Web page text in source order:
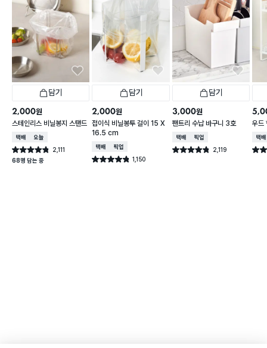
담기
2,000원
스테인리스 비닐봉지 스탠드
택배배송오늘배송
별점 4.8점 2,111
건 작성
68명 담는 중
담기
2,000원
접이식 비닐봉투 걸이 15 X
16.5 cm
택배배송매장픽업
별점 4.8점 1,150
건 작성
담기
3,000원
팬트리 수납 바구니 3호
택배배송매장픽업
별점 4.8점 2,119
건 작성
우드
택배
별점